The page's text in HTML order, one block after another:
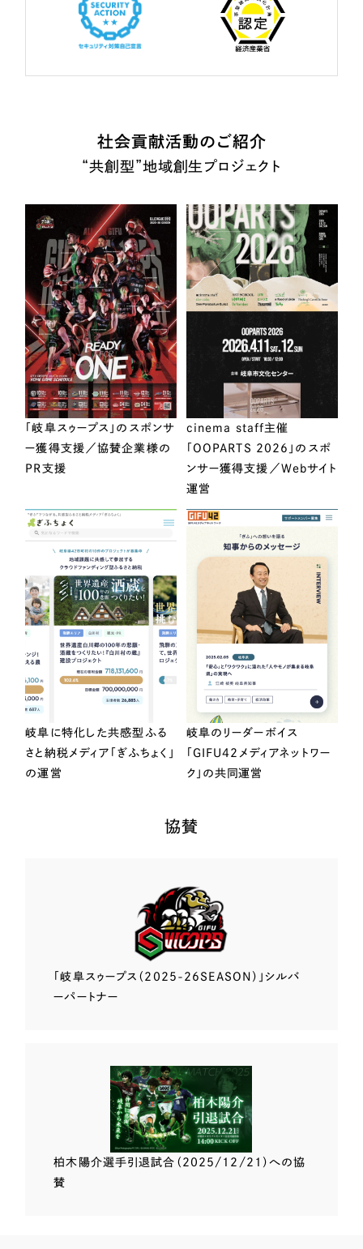
社会貢献活動のご紹介
“共創型”地域創生プロジェクト
「岐阜スゥープス」のスポンサ
ー獲得支援／協賛企業様の
PR支援
cinema staff主催
「OOPARTS 2026」のスポ
ンサー獲得支援／Webサイト
運営
岐阜に特化した共感型ふる
さと納税メディア「ぎふちょく」
の運営
岐阜のリーダーボイス
「GIFU42メディアネットワー
ク」の共同運営
協賛
「岐阜スゥープス （2025-26SEASON）」 シルバ
ーパートナー
柏木陽介選手引退試合（2025/12/21）への協
賛